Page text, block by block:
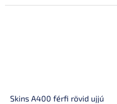
nedvességet, fényvisszaverő
Skins A400 férfi rövid ujjú